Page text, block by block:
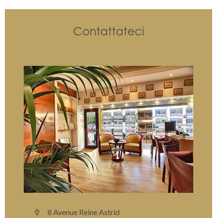
Contattateci
8 Avenue Reine Astrid